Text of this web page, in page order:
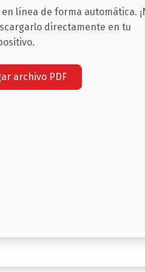
línea de forma automática.
directamente en tu
archivo PDF